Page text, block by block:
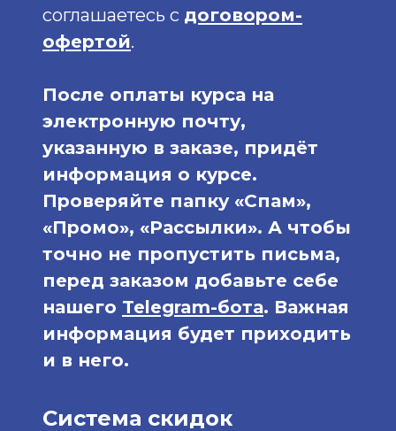
соглашаетесь с договором-
офертой.
После оплаты курса на
электронную почту,
указанную в заказе, придёт
информация о курсе.
Проверяйте папку «Спам»,
«Промо», «Рассылки». А чтобы
точно не пропустить письма,
перед заказом добавьте себе
нашего Telegram-бота. Важная
информация будет приходить
и в него.
Система скидок